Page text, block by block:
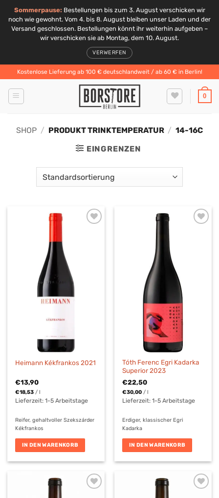
Sommerpause: Bestellungen bis zum 3. August verschicken wir
noch wie gewohnt. Vom 4. bis 8. August bleiben unser Laden und der
Versand geschlossen. Bestellungen könnt ihr weiterhin aufgeben –
wir verschicken sie ab Montag, dem 10. August.
VERWERFEN
Inhalt
springen
Kostenlose Lieferung ab 100 € deutschlandweit / ab 60 € in Berlin!
0
SHOP / PRODUKT TRINKTEMPERATUR / 14-16C
EINGRENZEN
Heimann Kékfrankos 2021
€13,90
€18,53 /l
Lieferzeit:1-5 Arbeitstage
Reifer, gehaltvoller Szekszárder
Kékfrankos
IN DEN WARENKORB
Tóth Ferenc Egri Kadarka
Superior 2023
€22,50
€30,00 /l
Lieferzeit:1-5 Arbeitstage
Erdiger, klassischer Egri
Kadarka
IN DEN WARENKORB